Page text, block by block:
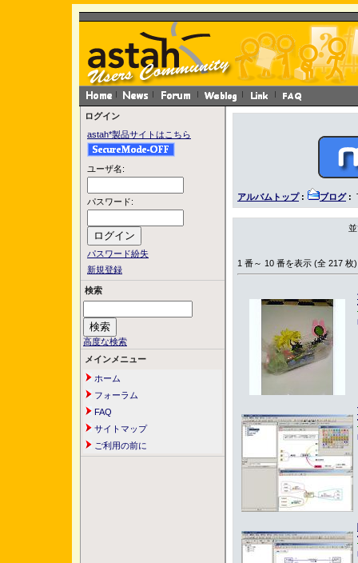
ログイン
astah*製品サイトはこちら
ユーザ名:
パスワード:
パスワード紛失
新規登録
検索
高度な検索
メインメニュー
ホーム
フォーラム
FAQ
サイトマップ
ご利用の前に
アルバムトップ: ブログ:
1 番～ 10 番を表示 (全 217 枚)